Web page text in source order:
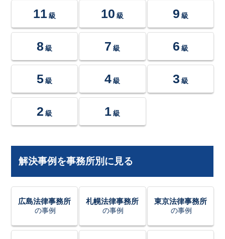
11 級 10 級 9 級
8 級 7 級 6 級
5 級 4 級 3 級
2 級 1 級
解決事例を事務所別に見る
広島法律事務所
の事例
札幌法律事務所
の事例
東京法律事務所
の事例